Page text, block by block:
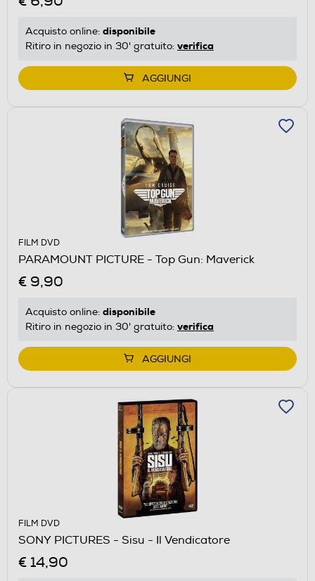
Acquisto online: disponibile
Ritiro in negozio in 30' gratuito: verifica
AGGIUNGI
FILM DVD
PARAMOUNT PICTURE - Top Gun: Maverick
€ 9,90
Acquisto online: disponibile
Ritiro in negozio in 30' gratuito: verifica
AGGIUNGI
FILM DVD
SONY PICTURES - Sisu - Il Vendicatore
€ 14,90